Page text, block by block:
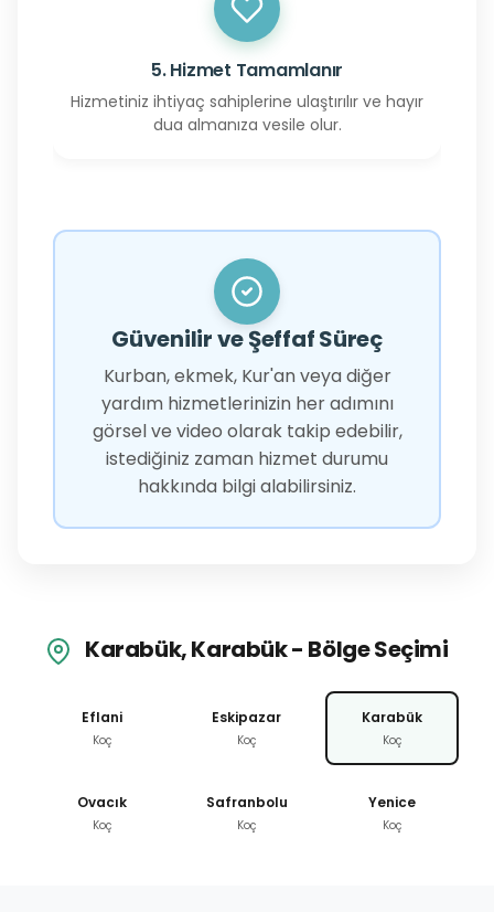
5. Hizmet Tamamlanır
Hizmetiniz ihtiyaç sahiplerine ulaştırılır ve hayır
dua almanıza vesile olur.
Güvenilir ve Şeffaf Süreç
Kurban, ekmek, Kur'an veya diğer
yardım hizmetlerinizin her adımını
görsel ve video olarak takip edebilir,
istediğiniz zaman hizmet durumu
hakkında bilgi alabilirsiniz.
Karabük, Karabük - Bölge Seçimi
Eflani
Koç
Eskipazar
Koç
Karabük
Koç
Ovacık
Koç
Safranbolu
Koç
Yenice
Koç